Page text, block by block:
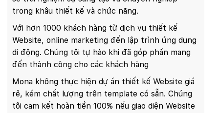
trong khâu thiết kế và chức năng.
Với hơn 1000 khách hàng từ dịch vụ thiết kế
Website, online marketing đến lập trình ứng dụng
di động. Chúng tôi tự hào khi đã góp phần mang
đến thành công cho các khách hàng
Mona không thực hiện dự án thiết kế Website giá
rẻ, kém chất lượng trên template có sẵn. Chúng
tôi cam kết hoàn tiền 100% nếu giao diện Website